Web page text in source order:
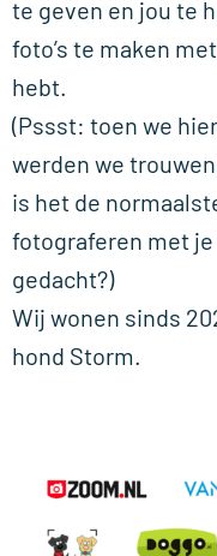
te geven en jou te
foto’s te maken
hebt.
(Pssst: toen we
werden we
is het de
fotograferen met
gedacht?)
Wij wonen sinds
hond Storm.